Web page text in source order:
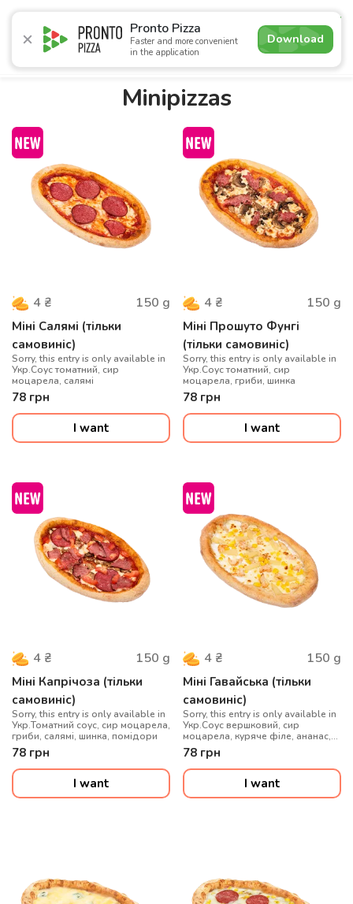
Pronto Pizza
Faster and more convenient
in the application
Download
4.6
Promotions Pizza Sushi Lavash Сombo
Minipizzas
4 ₴ 150 g
Міні Салямі (тільки
самовиніс)
Sorry, this entry is only available in
Укр.Соус томатний, сир
моцарела, салямі
78 грн
I want
4 ₴ 150 g
Міні Прошуто Фунгі
(тільки самовиніс)
Sorry, this entry is only available in
Укр.Соус томатний, сир
моцарела, гриби, шинка
78 грн
I want
4 ₴ 150 g
Міні Капрічоза (тільки
самовиніс)
Sorry, this entry is only available in
Укр.Томатний соус, сир моцарела,
гриби, салямі, шинка, помідори
78 грн
I want
4 ₴ 150 g
Міні Гавайська (тільки
самовиніс)
Sorry, this entry is only available in
Укр.Соус вершковий, сир
моцарела, куряче філе, ананас,
кукурудза
78 грн
I want